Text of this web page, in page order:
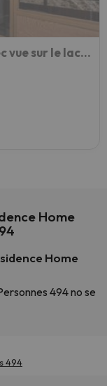
Résidence Home Club - Studio avec vue sur le lac du Chevril MAE-7504
Home
Home
494 no se
494